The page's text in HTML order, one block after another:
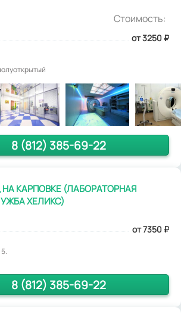
Стоимость:
от 3250 ₽
8 (812) 385-69-22
КАРПОВКЕ (ЛАБОРАТОРНАЯ
ХЕЛИКС)
от 7350 ₽
8 (812) 385-69-22